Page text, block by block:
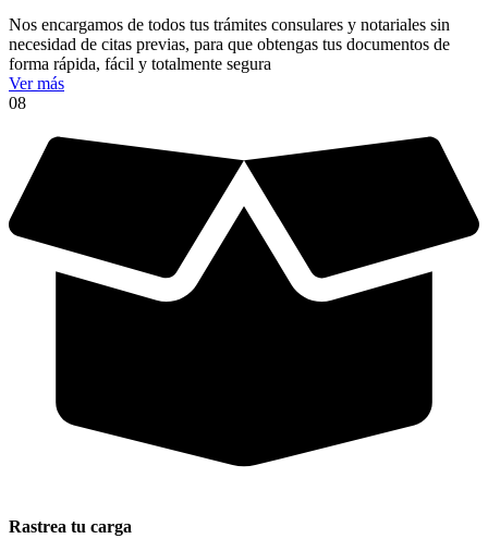
Nos encargamos de todos tus trámites consulares y notariales sin
necesidad de citas previas, para que obtengas tus documentos de
forma rápida, fácil y totalmente segura
Ver más
08
Rastrea tu carga